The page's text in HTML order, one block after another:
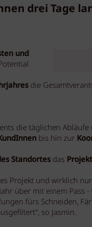
drei Tage
und
die
die täglichen Abläufe
bis hin zur
Standortes das
Projekt und wirklich
über mit einem Pass
fürs Schneiden,
so Jasmin.